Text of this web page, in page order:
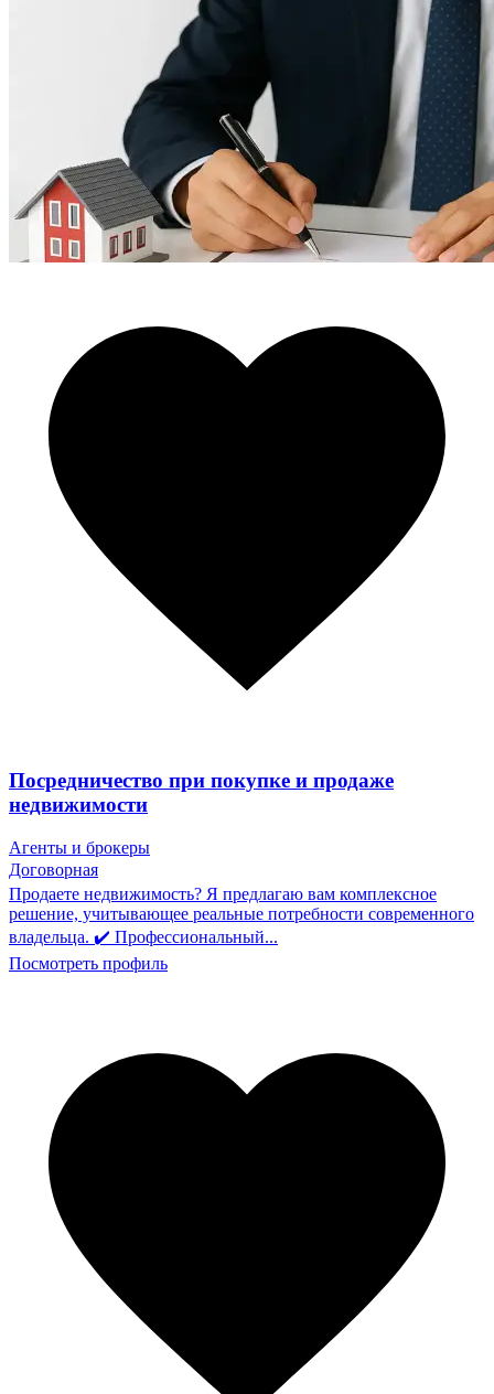
Посредничество при покупке и продаже
недвижимости
Агенты и брокеры
Договорная
Продаете недвижимость? Я предлагаю вам комплексное
решение, учитывающее реальные потребности современного
владельца. ✔️ Профессиональный...
Посмотреть профиль